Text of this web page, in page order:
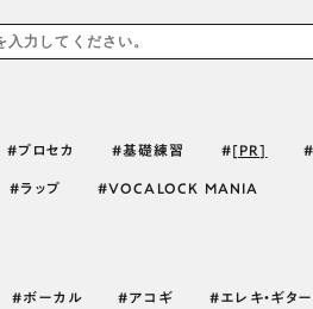
プロセカ 基礎練習 [PR]
ラップ VOCALOCK MANIA
ボーカル アコギ エレキ・ギター